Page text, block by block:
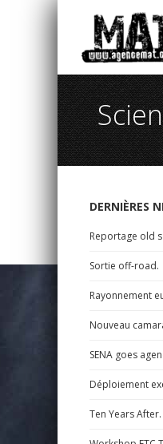
DERNIÈRES
Reportage old
Sortie off-road.
Rayonnement
Nouveau
SENA goes
Déploiement
Ten Years After.